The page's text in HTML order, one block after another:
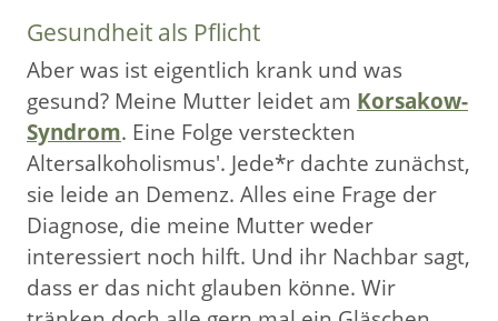
Gesundheit als Pflicht
Aber was ist eigentlich krank und was
gesund? Meine Mutter leidet am Korsakow-
Syndrom. Eine Folge versteckten
Altersalkoholismus'. Jede*r dachte zunächst,
sie leide an Demenz. Alles eine Frage der
Diagnose, die meine Mutter weder
interessiert noch hilft. Und ihr Nachbar sagt,
dass er das nicht glauben könne. Wir